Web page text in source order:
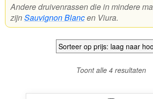
Andere druivenrassen die in mindere
zijnSauvignon Blancen Viura.
Toont alle 4 resultaten